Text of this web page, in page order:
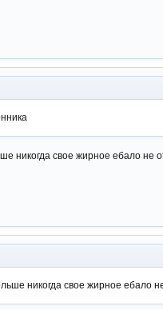
никогда свое жирное ебало не
никогда свое жирное ебало